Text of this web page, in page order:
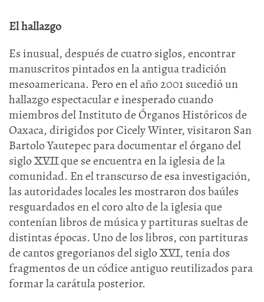
El hallazgo
Es inusual, después de cuatro siglos, encontrar
manuscritos pintados en la antigua tradición
mesoamericana. Pero en el año 2001 sucedió un
hallazgo espectacular e inesperado cuando
miembros del Instituto de Órganos Históricos de
Oaxaca, dirigidos por Cicely Winter, visitaron San
Bartolo Yautepec para documentar el órgano del
siglo XVII que se encuentra en la iglesia de la
comunidad. En el transcurso de esa investigación,
las autoridades locales les mostraron dos baúles
resguardados en el coro alto de la iglesia que
contenían libros de música y partituras sueltas de
distintas épocas. Uno de los libros, con partituras
de cantos gregorianos del siglo XVI, tenía dos
fragmentos de un códice antiguo reutilizados para
formar la carátula posterior.